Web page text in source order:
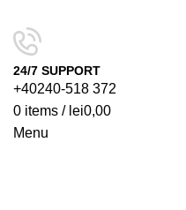
24/7 SUPPORT
+40240-518 372
0 items / lei0,00
Menu